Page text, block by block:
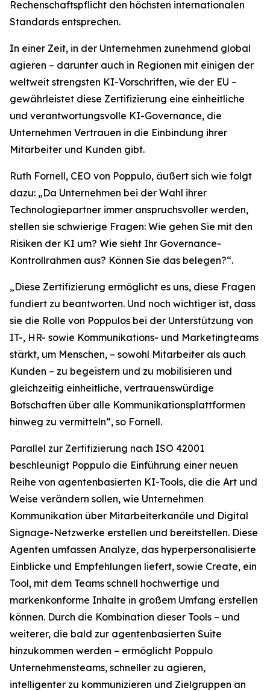
Rechenschaftspflicht den höchsten internationalen
Standards entsprechen.
In einer Zeit, in der Unternehmen zunehmend global
agieren – darunter auch in Regionen mit einigen der
weltweit strengsten KI-Vorschriften, wie der EU –
gewährleistet diese Zertifizierung eine einheitliche
und verantwortungsvolle KI-Governance, die
Unternehmen Vertrauen in die Einbindung ihrer
Mitarbeiter und Kunden gibt.
Ruth Fornell, CEO von Poppulo, äußert sich wie folgt
dazu: „Da Unternehmen bei der Wahl ihrer
Technologiepartner immer anspruchsvoller werden,
stellen sie schwierige Fragen: Wie gehen Sie mit den
Risiken der KI um? Wie sieht Ihr Governance-
Kontrollrahmen aus? Können Sie das belegen?“.
„Diese Zertifizierung ermöglicht es uns, diese Fragen
fundiert zu beantworten. Und noch wichtiger ist, dass
sie die Rolle von Poppulos bei der Unterstützung von
IT-, HR- sowie Kommunikations- und Marketingteams
stärkt, um Menschen, – sowohl Mitarbeiter als auch
Kunden – zu begeistern und zu mobilisieren und
gleichzeitig einheitliche, vertrauenswürdige
Botschaften über alle Kommunikationsplattformen
hinweg zu vermitteln“, so Fornell.
Parallel zur Zertifizierung nach ISO 42001
beschleunigt Poppulo die Einführung einer neuen
Reihe von agentenbasierten KI-Tools, die die Art und
Weise verändern sollen, wie Unternehmen
Kommunikation über Mitarbeiterkanäle und Digital
Signage-Netzwerke erstellen und bereitstellen. Diese
Agenten umfassen Analyze, das hyperpersonalisierte
Einblicke und Empfehlungen liefert, sowie Create, ein
Tool, mit dem Teams schnell hochwertige und
markenkonforme Inhalte in großem Umfang erstellen
können. Durch die Kombination dieser Tools – und
weiterer, die bald zur agentenbasierten Suite
hinzukommen werden – ermöglicht Poppulo
Unternehmensteams, schneller zu agieren,
intelligenter zu kommunizieren und Zielgruppen an